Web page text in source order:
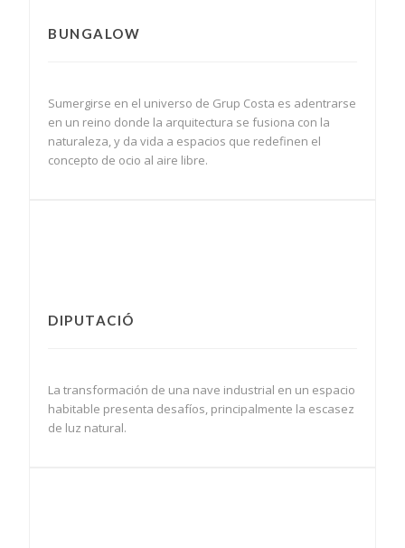
BUNGALOW
Sumergirse en el universo de Grup Costa es adentrarse
en un reino donde la arquitectura se fusiona con la
naturaleza, y da vida a espacios que redefinen el
concepto de ocio al aire libre.
DIPUTACIÓ
La transformación de una nave industrial en un espacio
habitable presenta desafíos, principalmente la escasez
de luz natural.